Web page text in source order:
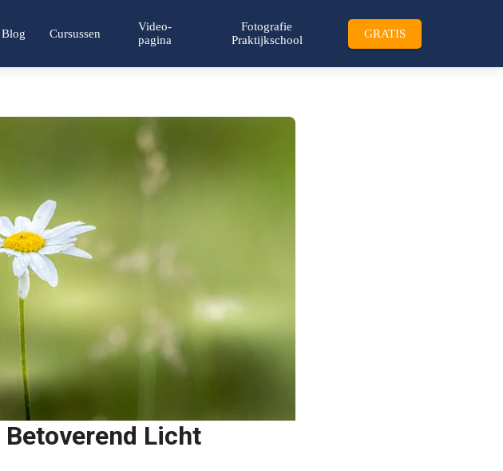
Blog Cursussen
Video-
pagina
Fotografie
Praktijkschool
GRATIS
Licht